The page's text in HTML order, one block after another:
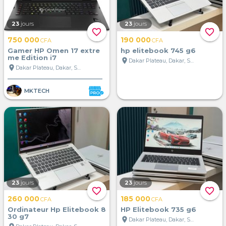
favorite_border
23 jours
750 000CFA
Gamer HP Omen 17 extre
me Edition i7
location_on
Dakar Plateau, Dakar, Sénégal
MKTECH
favorite_border
23 jours
190 000CFA
hp elitebook 745 g6
location_on
Dakar Plateau, Dakar, Sénégal
favorite_border
23 jours
260 000CFA
Ordinateur Hp Elitebook 8
30 g7
favorite_border
23 jours
185 000CFA
HP Elitebook 735 g6
location_on
Dakar Plateau, Dakar, Sénégal